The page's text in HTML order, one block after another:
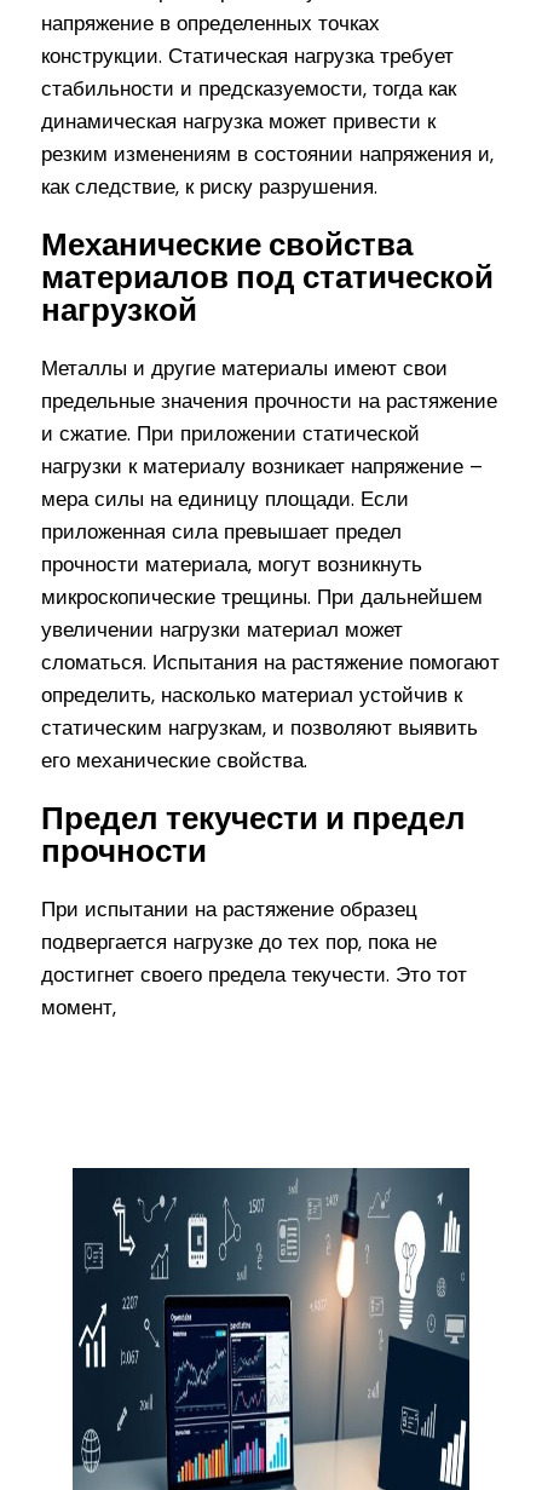
напряжение в определенных точках
конструкции. Статическая нагрузка требует
стабильности и предсказуемости, тогда как
динамическая нагрузка может привести к
резким изменениям в состоянии напряжения и,
как следствие, к риску разрушения.
Механические свойства
материалов под статической
нагрузкой
Металлы и другие материалы имеют свои
предельные значения прочности на растяжение
и сжатие. При приложении статической
нагрузки к материалу возникает напряжение –
мера силы на единицу площади. Если
приложенная сила превышает предел
прочности материала, могут возникнуть
микроскопические трещины. При дальнейшем
увеличении нагрузки материал может
сломаться. Испытания на растяжение помогают
определить, насколько материал устойчив к
статическим нагрузкам, и позволяют выявить
его механические свойства.
Предел текучести и предел
прочности
При испытании на растяжение образец
подвергается нагрузке до тех пор, пока не
достигнет своего предела текучести. Это тот
момент,